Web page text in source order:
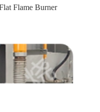
Flame Burner